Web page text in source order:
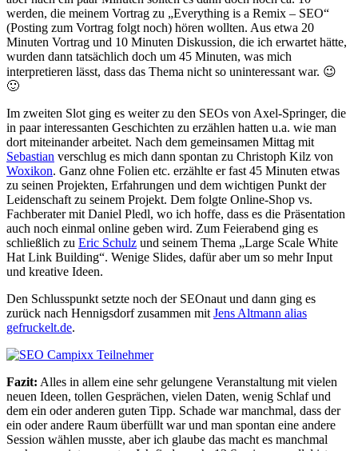
werden, die meinem Vortrag zu „Everything is a Remix – SEO“
(Posting zum Vortrag folgt noch) hören wollten. Aus etwa 20
Minuten Vortrag und 10 Minuten Diskussion, die ich erwartet hätte,
wurden dann tatsächlich doch um 45 Minuten, was mich
interpretieren lässt, dass das Thema nicht so uninteressant war. 😉
🙂
Im zweiten Slot ging es weiter zu den SEOs von Axel-Springer, die
in paar interessanten Geschichten zu erzählen hatten u.a. wie man
dort miteinander arbeitet. Nach dem gemeinsamen Mittag mit
Sebastian verschlug es mich dann spontan zu Christoph Kilz von
Woxikon. Ganz ohne Folien etc. erzählte er fast 45 Minuten etwas
zu seinen Projekten, Erfahrungen und dem wichtigen Punkt der
Leidenschaft zu seinem Projekt. Dem folgte Online-Shop vs.
Fachberater mit Daniel Pledl, wo ich hoffe, dass es die Präsentation
auch noch einmal online geben wird. Zum Feierabend ging es
schließlich zu Eric Schulz und seinem Thema „Large Scale White
Hat Link Building“. Wenige Slides, dafür aber um so mehr Input
und kreative Ideen.
Den Schlusspunkt setzte noch der SEOnaut und dann ging es
zurück nach Hennigsdorf zusammen mit Jens Altmann alias
gefruckelt.de.
Fazit: Alles in allem eine sehr gelungene Veranstaltung mit vielen
neuen Ideen, tollen Gesprächen, vielen Daten, wenig Schlaf und
dem ein oder anderen guten Tipp. Schade war manchmal, dass der
ein oder andere Raum überfüllt war und man spontan eine andere
Session wählen musste, aber ich glaube das macht es manchmal